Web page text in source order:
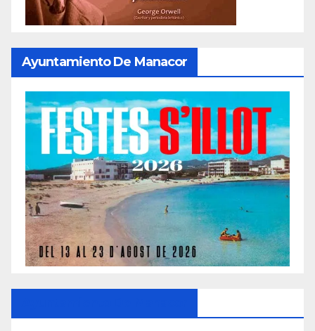
Ayuntamiento De Manacor